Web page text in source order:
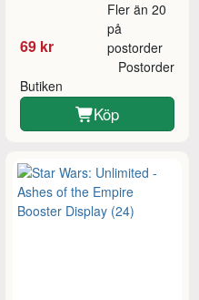
69 kr
Fler än 20
på
postorder
Butiken
Postorder
Köp